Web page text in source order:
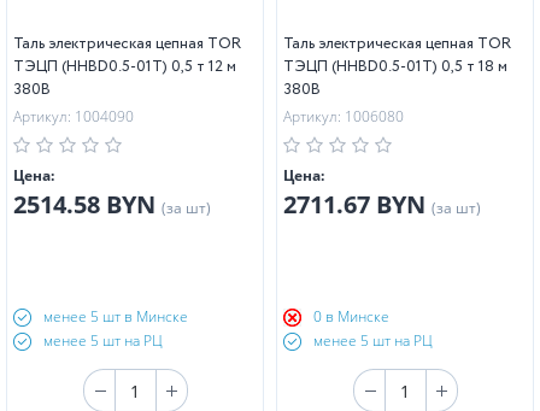
Таль электрическая цепная TOR
ТЭЦП (HHBD0.5-01T) 0,5 т 12 м
380В
Артикул: 1004090
Цена:
2514.58 BYN (за шт)
менее 5 шт в Минске
менее 5 шт на РЦ
Таль электрическая цепная TOR
ТЭЦП (HHBD0.5-01T) 0,5 т 18 м
380В
Артикул: 1006080
Цена:
2711.67 BYN (за шт)
0 в Минске
менее 5 шт на РЦ